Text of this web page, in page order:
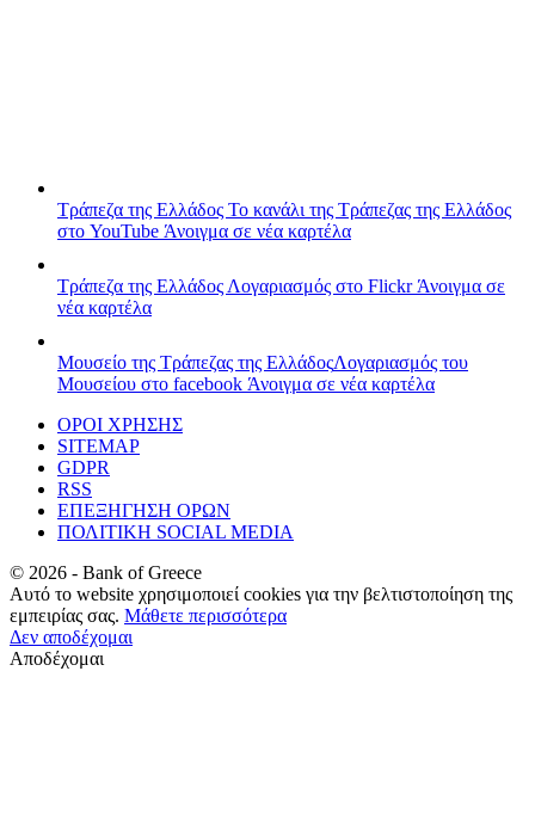
Τράπεζα της Ελλάδος Το κανάλι της Τράπεζας της Ελλάδος
στο YouTube Άνοιγμα σε νέα καρτέλα
Τράπεζα της Ελλάδος Λογαριασμός στο FlickrΆνοιγμα σε
νέα καρτέλα
Μουσείο της Τράπεζας της ΕλλάδοςΛογαριασμός του
Μουσείου στο facebook Άνοιγμα σε νέα καρτέλα
ΟΡΟΙ ΧΡΗΣΗΣ
SITEMAP
GDPR
RSS
ΕΠΕΞΗΓΗΣΗ ΟΡΩΝ
ΠΟΛΙΤΙΚΗ SOCIAL MEDIA
© 2026 - Bank of Greece
Αυτό το website χρησιμοποιεί cookies για την βελτιστοποίηση της
εμπειρίας σας. Μάθετε περισσότερα
Δεν αποδέχομαι
Αποδέχομαι